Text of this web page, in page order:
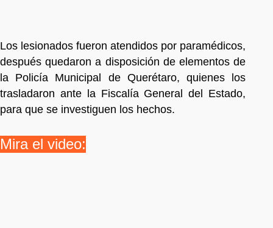
Los lesionados fueron atendidos por paramédicos,
después quedaron a disposición de elementos de
la Policía Municipal de Querétaro, quienes los
trasladaron ante la Fiscalía General del Estado,
para que se investiguen los hechos.
Mira el video: